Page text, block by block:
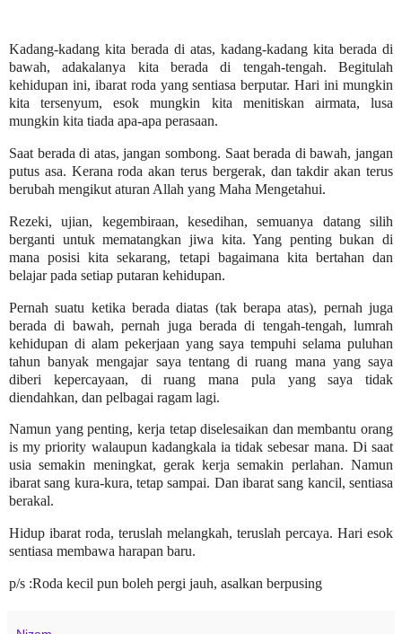
Kadang-kadang kita berada di atas, kadang-kadang kita berada di
bawah, adakalanya kita berada di tengah-tengah. Begitulah
kehidupan ini, ibarat roda yang sentiasa berputar. Hari ini mungkin
kita tersenyum, esok mungkin kita menitiskan airmata, lusa
mungkin kita tiada apa-apa perasaan.
Saat berada di atas, jangan sombong. Saat berada di bawah, jangan
putus asa. Kerana roda akan terus bergerak, dan takdir akan terus
berubah mengikut aturan Allah yang Maha Mengetahui.
Rezeki, ujian, kegembiraan, kesedihan, semuanya datang silih
berganti untuk mematangkan jiwa kita. Yang penting bukan di
mana posisi kita sekarang, tetapi bagaimana kita bertahan dan
belajar pada setiap putaran kehidupan.
Pernah suatu ketika berada diatas (tak berapa atas), pernah juga
berada di bawah, pernah juga berada di tengah-tengah, lumrah
kehidupan di alam pekerjaan yang saya tempuhi selama puluhan
tahun banyak mengajar saya tentang di ruang mana yang saya
diberi kepercayaan, di ruang mana pula yang saya tidak
diendahkan, dan pelbagai ragam lagi.
Namun yang penting, kerja tetap diselesaikan dan membantu orang
is my priority walaupun kadangkala ia tidak sebesar mana. Di saat
usia semakin meningkat, gerak kerja semakin perlahan. Namun
ibarat sang kura-kura, tetap sampai. Dan ibarat sang kancil, sentiasa
berakal.
Hidup ibarat roda, teruslah melangkah, teruslah percaya. Hari esok
sentiasa membawa harapan baru.
p/s :Roda kecil pun boleh pergi jauh, asalkan berpusing